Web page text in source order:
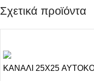
Σχετικά προϊόντα
ΚΑΝΑΛΙ 25X25